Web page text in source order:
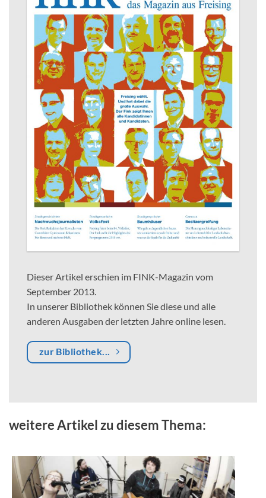
Dieser Artikel erschien im FINK-Magazin vom
September 2013.
In unserer Bibliothek können Sie diese und alle
anderen Ausgaben der letzten Jahre online lesen.
zur Bibliothek...
weitere Artikel zu diesem Thema: